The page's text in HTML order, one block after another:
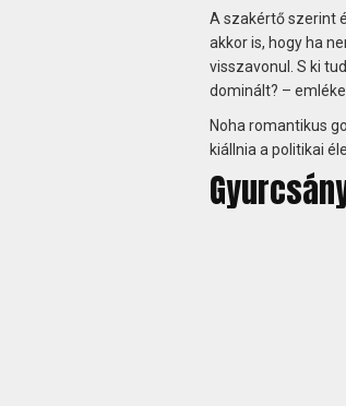
A szakértő szerint
akkor is, hogy ha
visszavonul. S ki
dominált? –
Noha romantikus
kiállnia a politikai